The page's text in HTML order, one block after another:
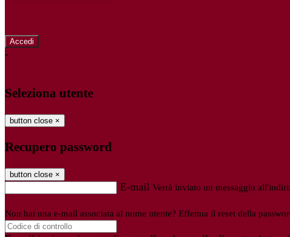
-
Seleziona utente
button close ×
Recupero password
button close ×
E-mail Verrà inviato un messaggio
Non hai una e-mail associata al nome utente? Effettua il reset della